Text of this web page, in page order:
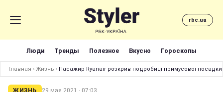
rbc.ua
Люди Тренды Полезное Вкусно Гороскопы
Главная › Жизнь › Пасажир Ryanair розкрив подробиці примусової
ЖИЗНЬ 29 мая 2021 · 07:03